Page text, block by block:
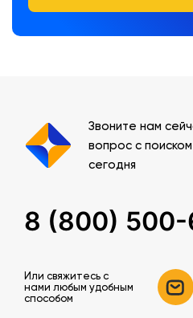
Звоните нам
вопрос с
сегодня
8 (800)
Или свяжитесь c
нами любым удобным
способом